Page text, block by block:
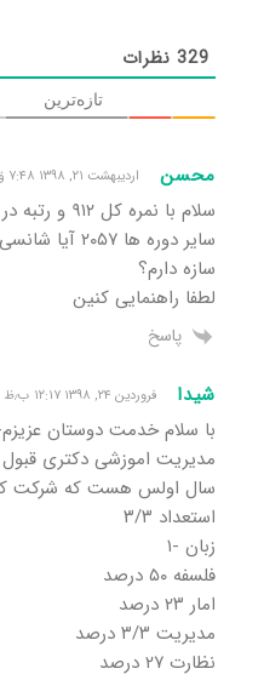
329 نظرات
تازه‌ترین
محسن اردیبهشت ۲۱, ۱۳۹۸ ۷:۴۸ ق٫ظ
سایر دوره ها
سازه دارم؟
لطفا راهنمایی کنین
پاسخ
شیدا فروردین ۲۴, ۱۳۹۸ ۱۲:۱۷ ب٫ظ
با سلام خدمت دوستان
مدیریت اموزشی دکتری
سال اولس هست که شرکت
استعداد ۳/۳
زبان -۱
فلسفه ۵۰ درصد
امار ۲۳ درصد
مدیریت ۳/۳ درصد
نظارت ۲۷ درصد